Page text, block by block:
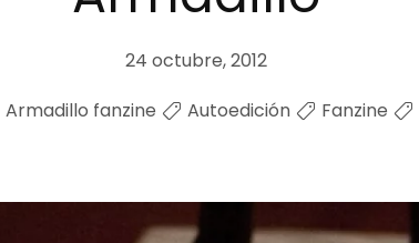
24 octubre, 2012
Armadillo fanzine Autoedición Fanzine